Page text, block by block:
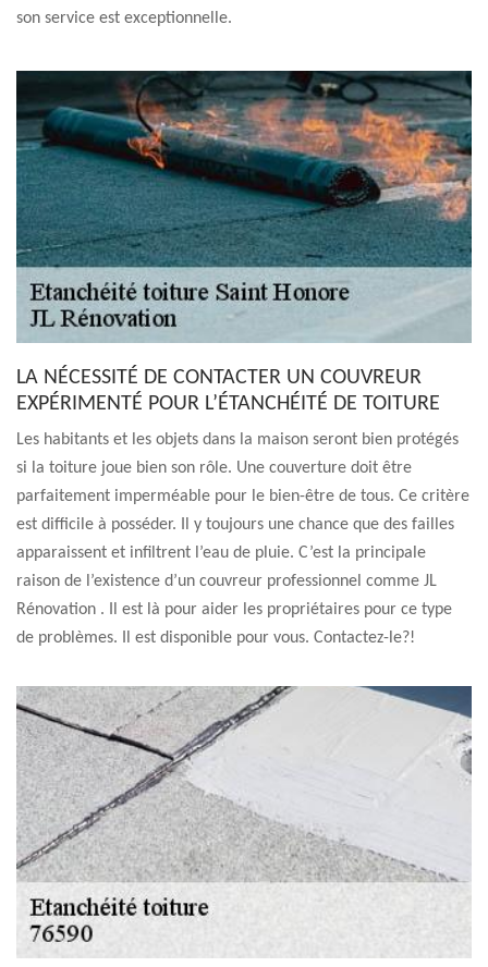
son service est exceptionnelle.
LA NÉCESSITÉ DE CONTACTER UN COUVREUR
EXPÉRIMENTÉ POUR L’ÉTANCHÉITÉ DE TOITURE
Les habitants et les objets dans la maison seront bien protégés
si la toiture joue bien son rôle. Une couverture doit être
parfaitement imperméable pour le bien-être de tous. Ce critère
est difficile à posséder. Il y toujours une chance que des failles
apparaissent et infiltrent l’eau de pluie. C’est la principale
raison de l’existence d’un couvreur professionnel comme JL
Rénovation . Il est là pour aider les propriétaires pour ce type
de problèmes. Il est disponible pour vous. Contactez-le?!